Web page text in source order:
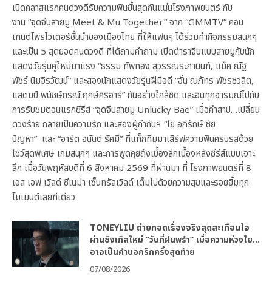
เปิดคลาสแรกคนดวงดีรับความฟินขั้นสุดกันแน่นโรงภาพยนตร์ กับ
งาน “จุดจีบสายมู Meet & Mu Together” จาก “GMMTV” คอน
เทนต์โพรไวเดอร์ชั้นนำของเมืองไทย ที่ให้แฟนๆ ได้ร่วมทำกิจกรรมสนุกๆ
และเป็น 5 สุดยอดคนดวงดี ที่ได้ถามคำถาม เปิดตำราจีบแบบสายมูกับนัก
แสดงวัยรุ่นคู่ใหม่มาแรง “ธรรม ทัพทอง สุวรรณระกานนท์, แม็ค ณัฐ
พัชร์ นิมจิรวัฒน์” และสองนักแสดงวัยรุ่นฝีมือดี “อั๋น ณภัทร พัชรชวลิต,
แสตมป์ พนัชษ์กรณ์ ฤกษ์ศิริอารี” กันอย่างใกล้ชิด และอินทุกอารมณ์ไปกับ
การรับชมตอนแรกซีรีส์ “จุดจีบสายมู Unlucky Bae” เมื่อคำสาป…เปลี่ยน
ดวงร้าย กลายเป็นความรัก และสองผู้กำกับฯ “โย อภิรักษ์ ชัย
ปัญหา” และ “อาร์ต อนันต์ รัศมี” ที่แท็กทีมมาเสิร์ฟความฟินครบรสด้วย
โชว์สุดพิเศษ เกมสนุกๆ และการพูดคุยถึงเบื้องลึกเบื้องหลังซีรีส์แบบเจาะ
ลึก เมื่อวันพฤหัสบดีที่ 6 สิงหาคม 2569 ที่ผ่านมา ที่ โรงภาพยนตร์ที่ 8
เอส เอฟ เวิลด์ ซีเนม่า เซ็นทรัลเวิลด์ เต็มไปด้วยความสุขและรอยยิ้มทุก
โมเมนต์เลยทีเดียว
TONEYLIU ถ่ายทอดเรื่องจริงสุดสะเทือนใจ
ผ่านซิงเกิลใหม่ “วันที่ฝนพรำ” เมื่อความห่วงใย…
อาจเป็นคำบอกรักครั้งสุดท้าย
07/08/2026